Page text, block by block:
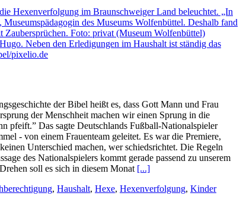
der Bibel heißt es, dass Gott Mann und Frau
der Menschheit machen wir einen Sprung in die
pfeift.” Das sagte Deutschlands Fußball-Nationalspieler
- von einem Frauenteam geleitet. Es war die Premiere,
Unterschied machen, wer schiedsrichtet. Die Regeln
des Nationalspielers kommt gerade passend zu unserem
soll es sich in diesem Monat [...]
, Haushalt, Hexe, Hexenverfolgung, Kinder